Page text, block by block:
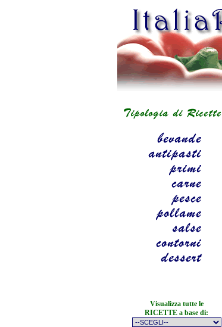
Visualizza tutte le
RICETTE a base di: